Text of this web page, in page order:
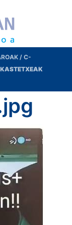
/ C-